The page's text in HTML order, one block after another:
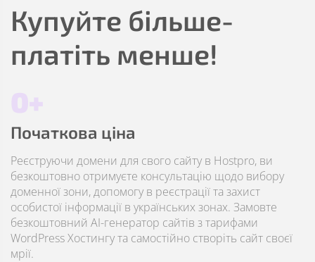
Купуйте більше-
платіть менше!
0+
Початкова ціна
Реєструючи домени для свого сайту в Hostpro, ви
безкоштовно отримуєте консультацію щодо вибору
доменної зони, допомогу в реєстрації та захист
особистої інформації в українських зонах. Замовте
безкоштовний AI-генератор сайтів з тарифами
WordPress Хостингу та самостійно створіть сайт своєї
мрії.